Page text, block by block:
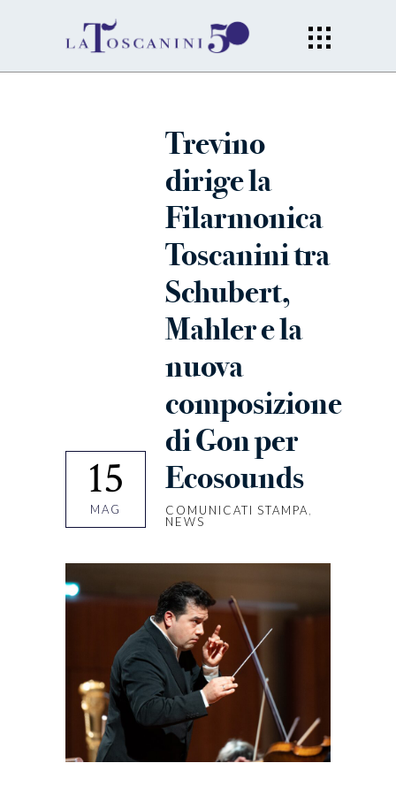
15
MAG
Trevino
dirige la
Filarmonica
Toscanini tra
Schubert,
Mahler e la
nuova
composizione
di Gon per
Ecosounds
COMUNICATI STAMPA
NEWS